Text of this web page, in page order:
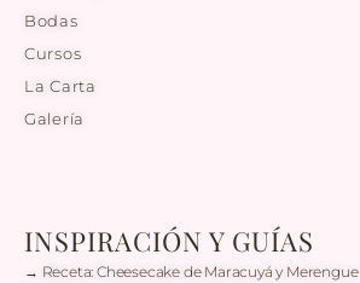
Bodas
Cursos
La Carta
Galería
INSPIRACIÓN Y GUÍAS
→ Receta: Cheesecake de Maracuyá y Merengue